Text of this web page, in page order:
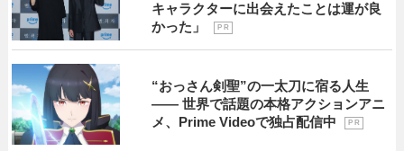
キャラクターに出会えたことは運が良
かった」
P R
“おっさん剣聖”の一太刀に宿る人生
―― 世界で話題の本格アクションアニ
メ、Prime Videoで独占配信中
P R